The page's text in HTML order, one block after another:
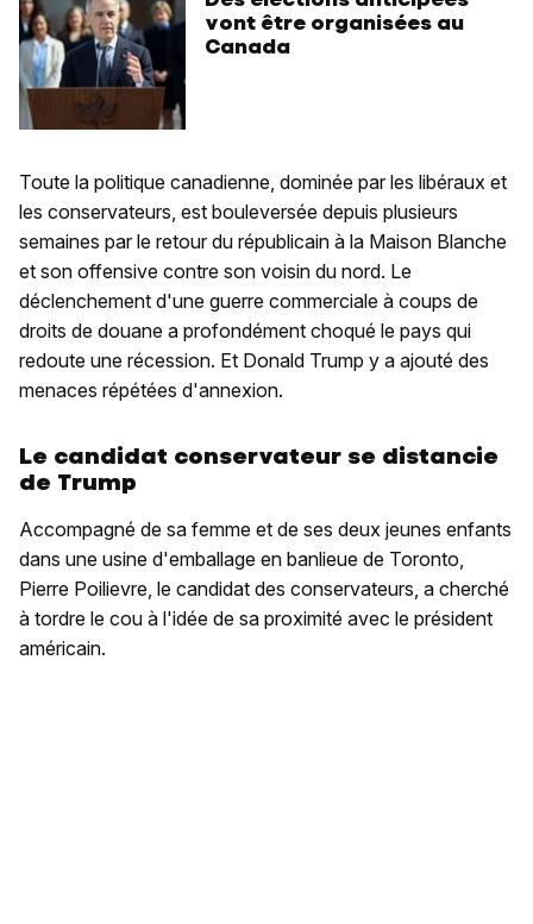
vont être organisées au
Canada
Toute la politique canadienne, dominée par les libéraux et
les conservateurs, est bouleversée depuis plusieurs
semaines par le retour du républicain à la Maison Blanche
et son offensive contre son voisin du nord. Le
déclenchement d'une guerre commerciale à coups de
droits de douane a profondément choqué le pays qui
redoute une récession. Et Donald Trump y a ajouté des
menaces répétées d'annexion.
Le candidat conservateur se distancie
de Trump
Accompagné de sa femme et de ses deux jeunes enfants
dans une usine d'emballage en banlieue de Toronto,
Pierre Poilievre, le candidat des conservateurs, a cherché
à tordre le cou à l'idée de sa proximité avec le président
américain.